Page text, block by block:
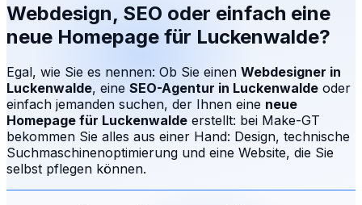
Webdesign, SEO oder einfach eine
neue Homepage für Luckenwalde?
Egal, wie Sie es nennen: Ob Sie einen Webdesigner in
Luckenwalde, eine SEO-Agentur in Luckenwalde oder
einfach jemanden suchen, der Ihnen eine neue
Homepage für Luckenwalde erstellt: bei Make-GT
bekommen Sie alles aus einer Hand: Design, technische
Suchmaschinenoptimierung und eine Website, die Sie
selbst pflegen können.